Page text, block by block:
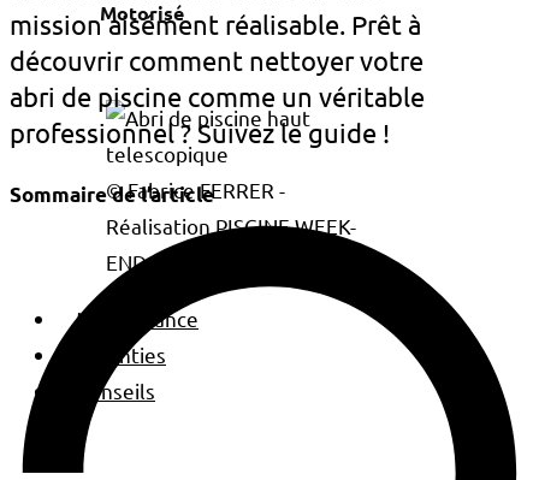
Motorisé
© Fabrice FERRER -
Réalisation PISCINE WEEK-
END
Maintenance
Garanties
Conseils
mission aisément réalisable. Prêt à
découvrir comment nettoyer votre
abri de piscine comme un véritable
professionnel ? Suivez le guide !
Sommaire de l’article